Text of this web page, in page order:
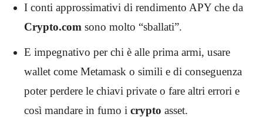
I conti approssimativi di rendimento APY che da
Crypto.com sono molto “sballati”.
E impegnativo per chi è alle prima armi, usare
wallet come Metamask o simili e di conseguenza
poter perdere le chiavi private o fare altri errori e
così mandare in fumo i crypto asset.